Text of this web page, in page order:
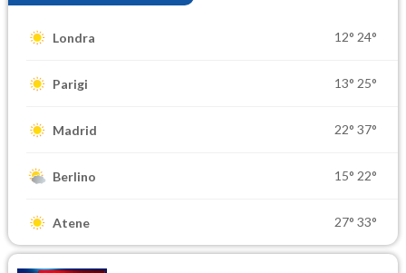
Londra 12° 24°
Parigi 13° 25°
Madrid 22° 37°
Berlino 15° 22°
Atene 27° 33°